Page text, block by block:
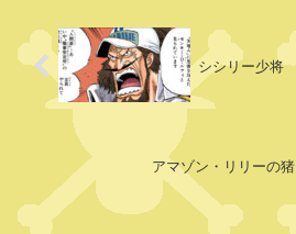
マ
キ
シシリー少将
アマゾン・リリーの猪